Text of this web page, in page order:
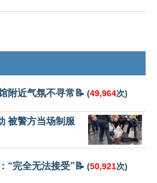
附近气氛不寻常📝 (49,964次)
被警方当场制服
“完全无法接受”📝 (50,921次)